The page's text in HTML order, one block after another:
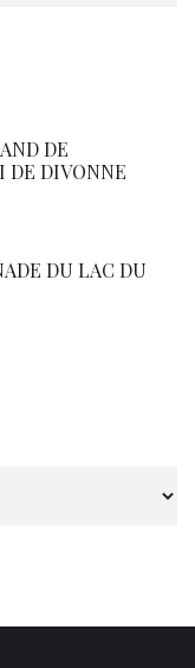
DE
DE DIVONNE
DU LAC DU